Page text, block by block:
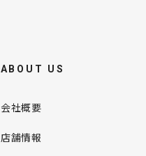
ABOUT US
会社概要
店舗情報